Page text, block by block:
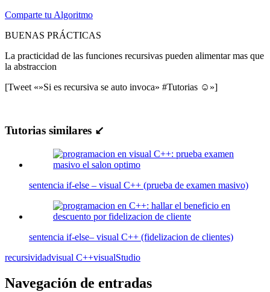
Comparte tu Algoritmo
BUENAS PRÁCTICAS
La practicidad de las funciones recursivas pueden alimentar mas que
la abstraccion
[Tweet «»Si es recursiva se auto invoca» #Tutorias ☺»]
Tutorias similares ↙
sentencia if-else – visual C++ (prueba de examen masivo)
sentencia if-else– visual C++ (fidelizacion de clientes)
recursividadvisual C++visualStudio
Navegación de entradas